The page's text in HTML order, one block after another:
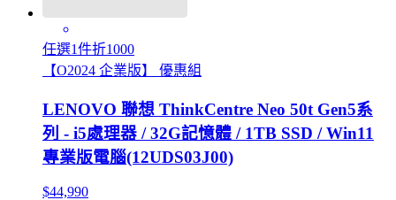
任選1件折1000
【O2024 企業版】 優惠組
LENOVO 聯想 ThinkCentre Neo 50t Gen5系
列 - i5處理器 / 32G記憶體 / 1TB SSD / Win11
專業版電腦(12UDS03J00)
$44,990